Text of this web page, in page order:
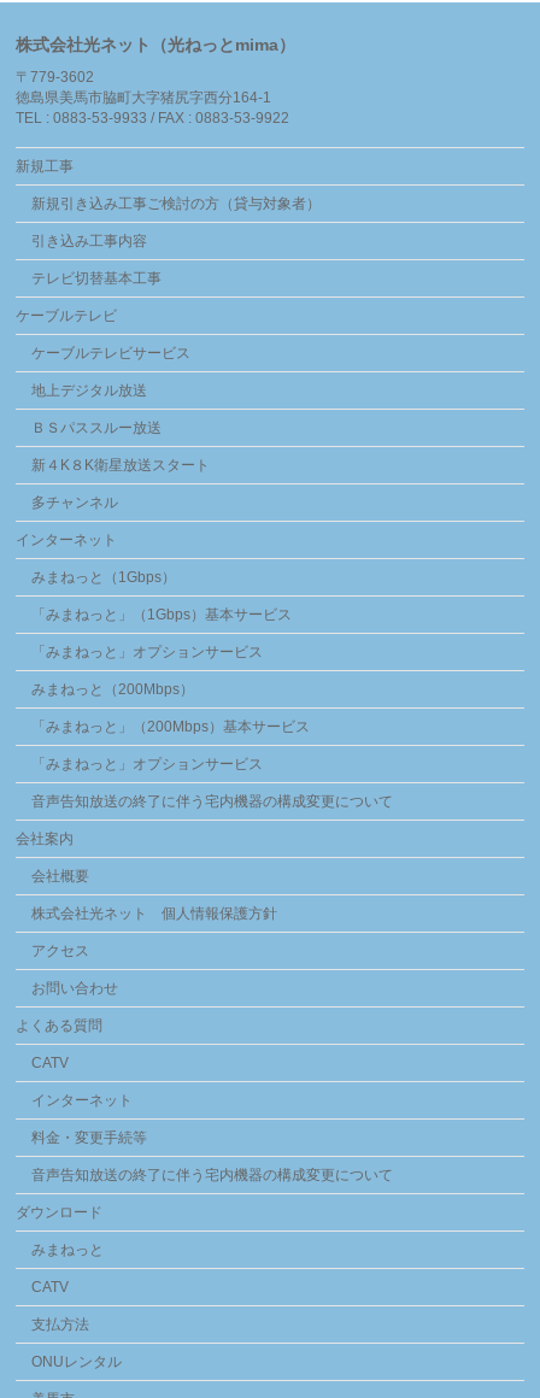
株式会社光ネット（光ねっとmima）
〒779-3602
徳島県美馬市脇町大字猪尻字西分164-1
TEL : 0883-53-9933 / FAX : 0883-53-9922
新規工事
新規引き込み工事ご検討の方（貸与対象者）
引き込み工事内容
テレビ切替基本工事
ケーブルテレビ
ケーブルテレビサービス
地上デジタル放送
ＢＳパススルー放送
新４K８K衛星放送スタート
多チャンネル
インターネット
みまねっと（1Gbps）
「みまねっと」（1Gbps）基本サービス
「みまねっと」オプションサービス
みまねっと（200Mbps）
「みまねっと」（200Mbps）基本サービス
「みまねっと」オプションサービス
音声告知放送の終了に伴う宅内機器の構成変更について
会社案内
会社概要
株式会社光ネット 個人情報保護方針
アクセス
お問い合わせ
よくある質問
CATV
インターネット
料金・変更手続等
音声告知放送の終了に伴う宅内機器の構成変更について
ダウンロード
みまねっと
CATV
支払方法
ONUレンタル